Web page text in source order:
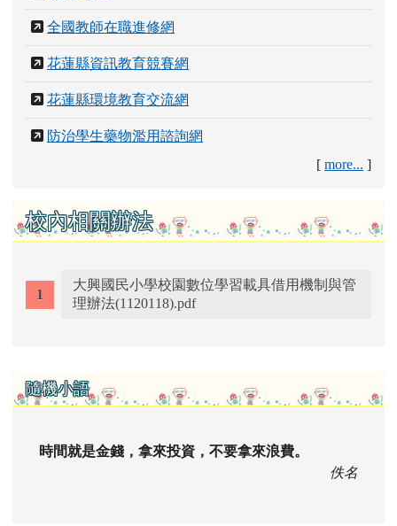
全國教師在職進修網
花蓮縣資訊教育競賽網
花蓮縣環境教育交流網
防治學生藥物濫用諮詢網
[ more... ]
校內相關辦法
大興國民小學校園數位學習載具借用機制與管
理辦法(1120118).pdf
右邊區域內容
隨機小語
時間就是金錢，拿來投資，不要拿來浪費。
佚名